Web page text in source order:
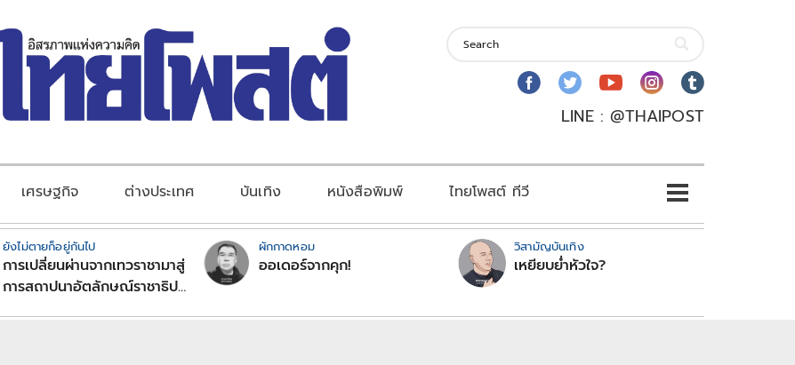
LINE : @THAIPOST
เศรษฐกิจ ต่างประเทศ บันเทิง หนังสือพิมพ์ ไทยโพสต์ ทีวี
ยังไม่ตายก็อยู่กันไป
การเปลี่ยนผ่านจากเทวราชามาสู่
การสถาปนาอัตลักษณ์ราชาธิป
ผักกาดหอม
ออเดอร์จากคุก!
วิสามัญบันเทิง
เหยียบย่ำหัวใจ?